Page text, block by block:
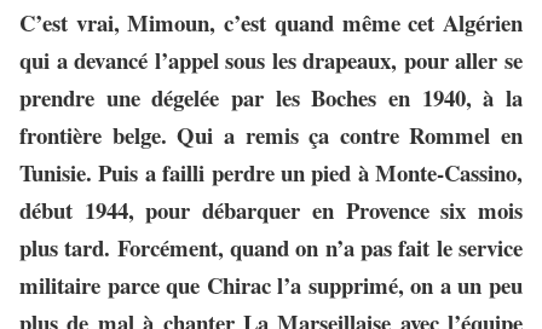
C’est vrai, Mimoun, c’est quand même cet Algérien
qui a devancé l’appel sous les drapeaux, pour aller se
prendre une dégelée par les Boches en 1940, à la
frontière belge. Qui a remis ça contre Rommel en
Tunisie. Puis a failli perdre un pied à Monte-Cassino,
début 1944, pour débarquer en Provence six mois
plus tard. Forcément, quand on n’a pas fait le service
militaire parce que Chirac l’a supprimé, on a un peu